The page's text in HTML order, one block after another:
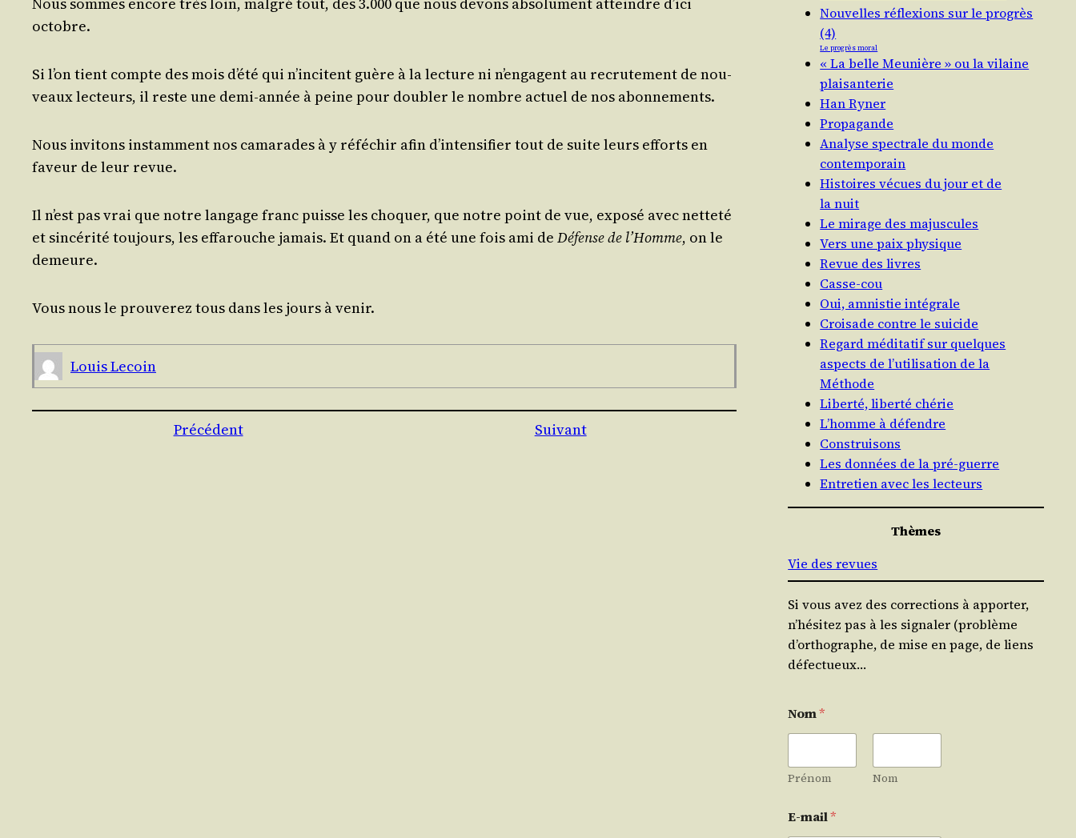
octobre.
Si l’on tient compte des mois d’été qui n’in­citent guère à la lec­ture ni n’en­gagent au recru­te­ment de nou­
veaux lec­teurs, il reste une demi-année à peine pour dou­bler le nombre actuel de nos abonnements.
Nous invi­tons ins­tam­ment nos cama­rades à y réfé­chir afin d’intensifier tout de suite leurs efforts en
faveur de leur revue.
Il n’est pas vrai que notre lan­gage franc puisse les cho­quer, que notre point de vue, expo­sé avec net­te­té
et sin­cé­ri­té tou­jours, les effa­rouche jamais. Et quand on a été une fois ami de Défense de l’Homme, on le
demeure.
Vous nous le prou­ve­rez tous dans les jours à venir.
Louis Lecoin
Précédent Suivant
Nouvelles réflexions sur le progrès
(4)
Le progrès moral
« La belle Meunière » ou la vilaine
plaisanterie
Han Ryner
Propagande
Analyse spectrale du monde
contemporain
Histoires vécues du jour et de
la nuit
Le mirage des majuscules
Vers une paix physique
Revue des livres
Casse-cou
Oui, amnistie intégrale
Croisade contre le suicide
Regard méditatif sur quelques
aspects de l’utilisation de la
Méthode
Liberté, liberté chérie
L’homme à défendre
Construisons
Les données de la pré-guerre
Entretien avec les lecteurs
Thèmes
Vie des revues
Si vous avez des corrections à apporter,
n’hésitez pas à les signaler (problème
d’orthographe, de mise en page, de liens
défectueux…
Nom*
Prénom Nom
E-mail*